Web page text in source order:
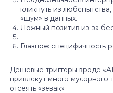
кликнуть из
«шум» в данных.
Ложный позитив из-за
Главное: специфичность
Дешёвые триггеры вроде
привлекут много
отсеять «зевак».
Партнёрство